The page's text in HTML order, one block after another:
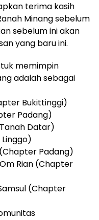
terima kasih
Minang sebelum
sebelum ini akan
yang baru ini.
memimpin
adalah sebagai
Bukittinggi)
Padang)
Datar)
Padang)
Rian (Chapter
(Chapter